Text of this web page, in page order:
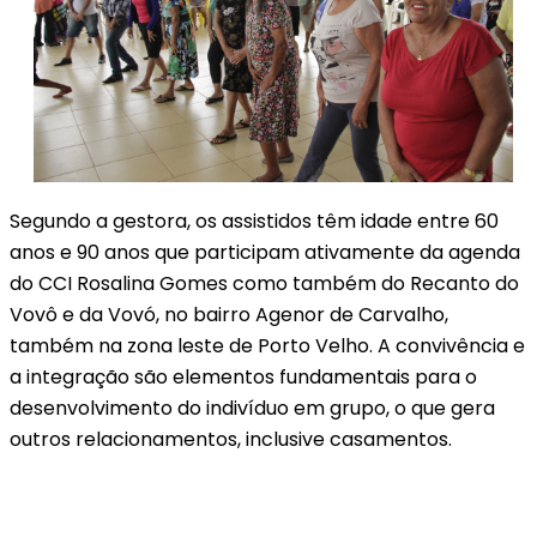
Segundo a gestora, os assistidos têm idade entre 60
anos e 90 anos que participam ativamente da agenda
do CCI Rosalina Gomes como também do Recanto do
Vovô e da Vovó, no bairro Agenor de Carvalho,
também na zona leste de Porto Velho. A convivência e
a integração são elementos fundamentais para o
desenvolvimento do indivíduo em grupo, o que gera
outros relacionamentos, inclusive casamentos.